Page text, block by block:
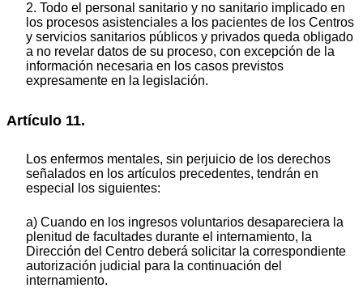
2. Todo el personal sanitario y no sanitario implicado en
los procesos asistenciales a los pacientes de los Centros
y servicios sanitarios públicos y privados queda obligado
a no revelar datos de su proceso, con excepción de la
información necesaria en los casos previstos
expresamente en la legislación.
Artículo 11.
Los enfermos mentales, sin perjuicio de los derechos
señalados en los artículos precedentes, tendrán en
especial los siguientes:
a) Cuando en los ingresos voluntarios desapareciera la
plenitud de facultades durante el internamiento, la
Dirección del Centro deberá solicitar la correspondiente
autorización judicial para la continuación del
internamiento.